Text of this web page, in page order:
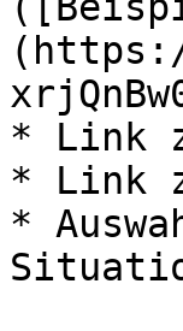
(https://
* Link
* Link
*